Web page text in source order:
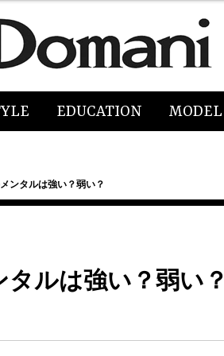
EDUCATION MODEL
ンタルは強い？弱い？
ルは強い？弱い？